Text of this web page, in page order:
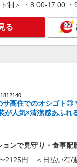
時給1500円〜2150円
通費全支給(ガソリン代含
大垣市
2029577
＜大垣＞デイサービス
OK！子育て世代活躍中
時給1500円〜2125
ト制＞ ・8:00-17:00
る
高住でのオシゴト◎
が人気×清潔感あふれ
ンで見守り・食事配
2125円 ＜日払い有/